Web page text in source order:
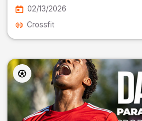
02/13/2026
Crossfit